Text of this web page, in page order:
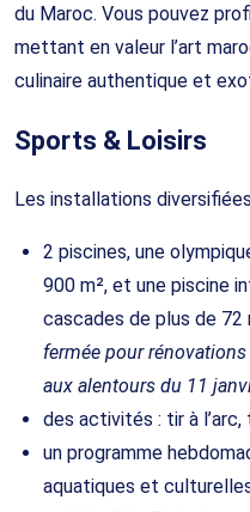
du Maroc. Vous pouvez
mettant en valeur l’art
culinaire authentique et
Sports & Loisirs
Les installations
2 piscines, une
900 m², et une piscine
cascades de plus de 72
fermée pour rénovations
aux alentours du 11
des activités : tir à
un programme
aquatiques et